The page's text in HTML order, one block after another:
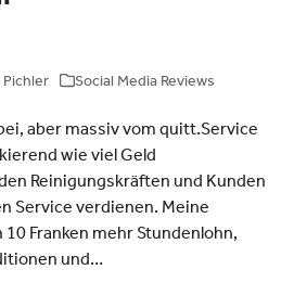
Pichler Social Media Reviews
aber massiv vom quitt.Service
wie viel Geld
Reinigungskräften und Kunden
Service verdienen. Meine
Franken mehr Stundenlohn,
und…